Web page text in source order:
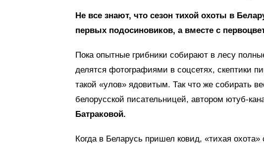
Не все знают, что сезон тихой охоты в
первых подосиновиков, а вместе с
Пока опытные грибники собирают в лесу
делятся фотографиями в соцсетях, скептики
такой «улов» ядовитым. Так что же собирать
белорусской писательницей, автором ютуб-
Батраковой.
Когда в Беларусь пришел ковид, «тихая